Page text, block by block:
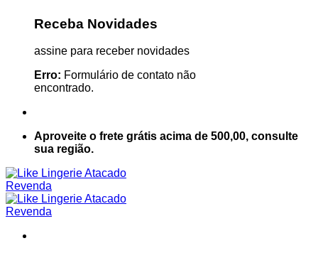
Receba Novidades
assine para receber novidades
Erro: Formulário de contato não
encontrado.
Aproveite o frete grátis acima de 500,00, consulte
sua região.